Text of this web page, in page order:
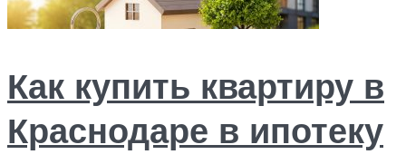
Как купить квартиру в
Краснодаре в ипотеку